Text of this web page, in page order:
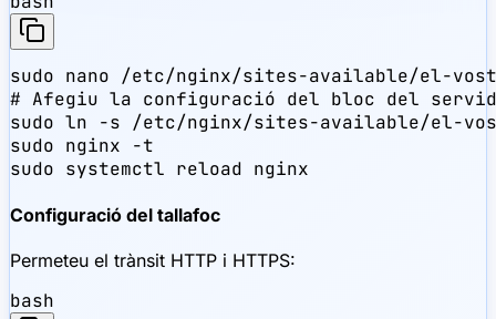
sudo nano /etc/nginx/sites-available/el-
# Afegiu la configuració del bloc del
sudo ln -s /etc/nginx/sites-available/el-
sudo nginx -t
sudo systemctl reload nginx
Configuració del tallafoc
Permeteu el trànsit HTTP i HTTPS:
bash